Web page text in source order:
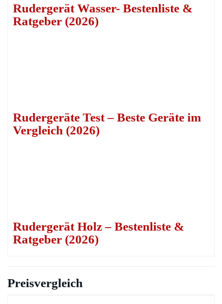
Rudergerät Wasser- Bestenliste &
Ratgeber (2026)
Rudergeräte Test – Beste Geräte im
Vergleich (2026)
Rudergerät Holz – Bestenliste &
Ratgeber (2026)
Preisvergleich